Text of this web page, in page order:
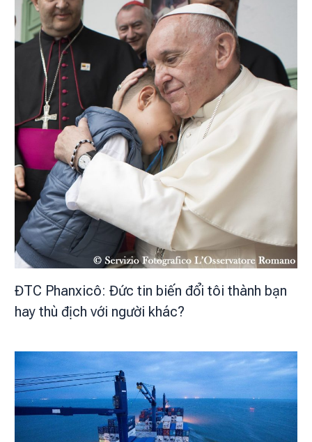
ĐTC Phanxicô: Đức tin biến đổi tôi thành bạn
hay thù địch với người khác?